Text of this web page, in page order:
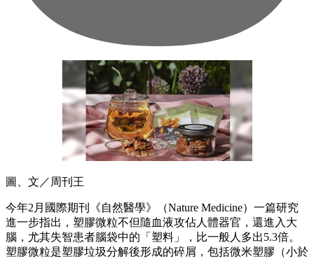
圖、文／周刊王
今年2月國際期刊《自然醫學》（Nature Medicine）一篇研究
進一步指出，塑膠微粒不但隨血液攻佔人體器官，還進入大
腦，尤其失智患者腦袋中的「塑料」，比一般人多出5.3倍。
塑膠微粒是塑膠垃圾分解後形成的碎屑，包括微米塑膠（小於